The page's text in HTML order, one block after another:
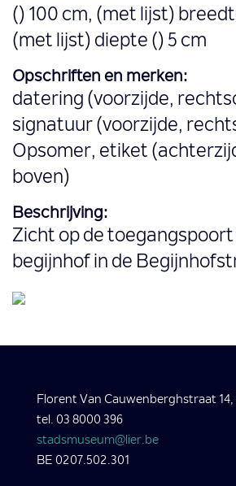
() 100 cm, (met lijst)
(met lijst) diepte () 5 cm
Opschriften en merken:
datering (voorzijde,
signatuur (voorzijde,
Opsomer, etiket
boven)
Beschrijving:
Zicht op de toegangspoort
begijnhof in de
Florent Van Cauwenberghstraat
tel. 03 8000 396
stadsmuseum@lier.be
BE 0207.502.301